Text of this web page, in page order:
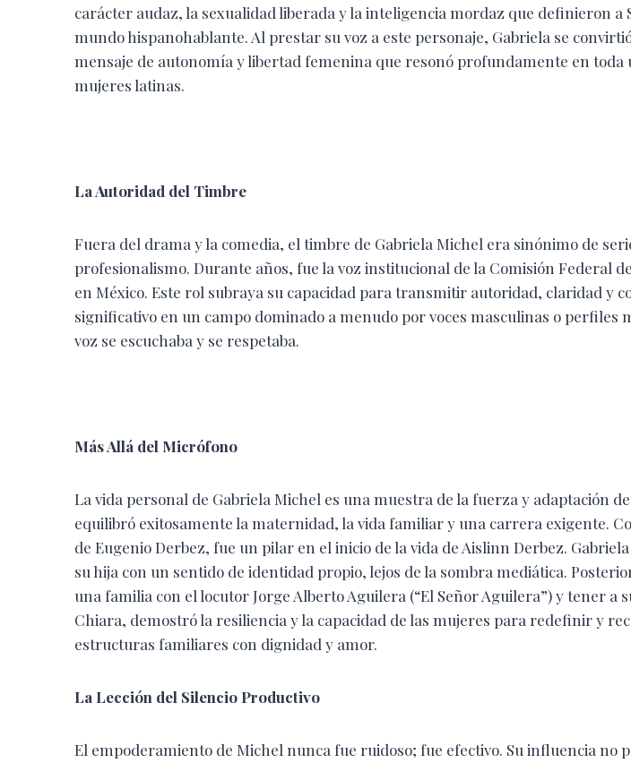
carácter audaz, la sexualidad liberada y la inteligencia mordaz que definieron a
mundo hispanohablante. Al prestar su voz a este personaje, Gabriela se
mensaje de autonomía y libertad femenina que resonó profundamente en toda
mujeres latinas.
​La Autoridad del Timbre
​Fuera del drama y la comedia, el timbre de Gabriela Michel era sinónimo de
profesionalismo. Durante años, fue la voz institucional de la Comisión Federal
en México. Este rol subraya su capacidad para transmitir autoridad, claridad y
significativo en un campo dominado a menudo por voces masculinas o perfiles
voz se escuchaba y se respetaba.
​Más Allá del Micrófono
​La vida personal de Gabriela Michel es una muestra de la fuerza y adaptación
equilibró exitosamente la maternidad, la vida familiar y una carrera exigente.
de Eugenio Derbez, fue un pilar en el inicio de la vida de Aislinn Derbez.
su hija con un sentido de identidad propio, lejos de la sombra mediática.
una familia con el locutor Jorge Alberto Aguilera (“El Señor Aguilera”) y tener a
Chiara, demostró la resiliencia y la capacidad de las mujeres para redefinir y
estructuras familiares con dignidad y amor.
​La Lección del Silencio Productivo
​El empoderamiento de Michel nunca fue ruidoso; fue efectivo. Su influencia no